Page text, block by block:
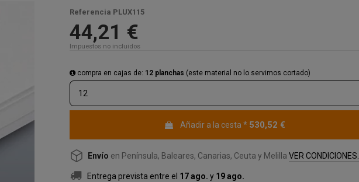
Referencia PLUX115
44,21 €
Impuestos no incluidos
compra en cajas de: 12 planchas (este material no lo servimos cortado)
Añadir a la cesta * 530,52 €
Envío en Península, Baleares, Canarias, Ceuta y Melilla VER CONDICIONES.
Entrega prevista entre el 17 ago. y 19 ago.